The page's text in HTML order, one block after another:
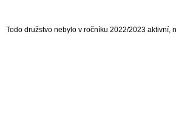
Todo družstvo nebylo v ročníku 2022/2023 aktivní,